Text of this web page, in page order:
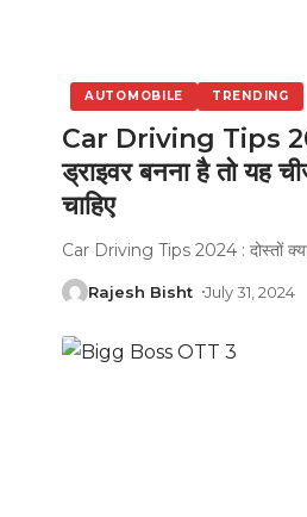
AUTOMOBILE TRENDING
Car Driving Tips
ड्राइवर बनना है तो यह
चाहिए
Car Driving Tips 2024 : दोस्तों
Rajesh Bisht July 31, 2024